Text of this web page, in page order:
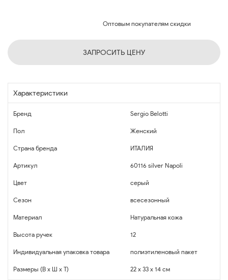
Оптовым покупателям скидки
ЗАПРОСИТЬ ЦЕНУ
Характеристики
Бренд Sergio Belotti
Пол Женский
Страна бренда ИТАЛИЯ
Артикул 60116 silver Napoli
Цвет серый
Сезон всесезонный
Материал Натуральная кожа
Высота ручек 12
Индивидуальная упаковка товара полиэтиленовый пакет
Размеры (В x Ш x Т) 22 x 33 x 14 см